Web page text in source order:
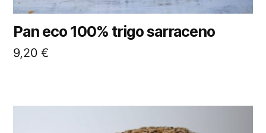
Pan eco 100% trigo sarraceno
9,20€